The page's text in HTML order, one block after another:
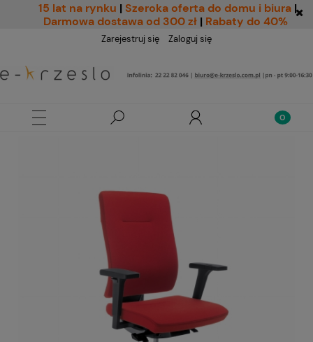
15 lat na rynku | Szeroka oferta do domu i biura |
Darmowa dostawa od 300 zł | Rabaty do 40%
Zarejestruj się Zaloguj się